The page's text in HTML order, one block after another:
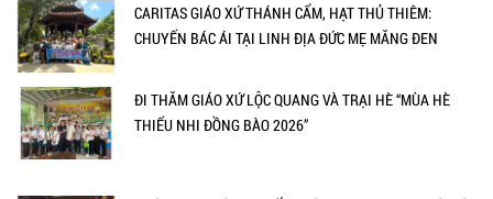
CARITAS GIÁO XỨ THÁNH CẨM, HẠT THỦ THIÊM:
CHUYẾN BÁC ÁI TẠI LINH ĐỊA ĐỨC MẸ MĂNG ĐEN
ĐI THĂM GIÁO XỨ LỘC QUANG VÀ TRẠI HÈ “MÙA HÈ
THIẾU NHI ĐỒNG BÀO 2026”